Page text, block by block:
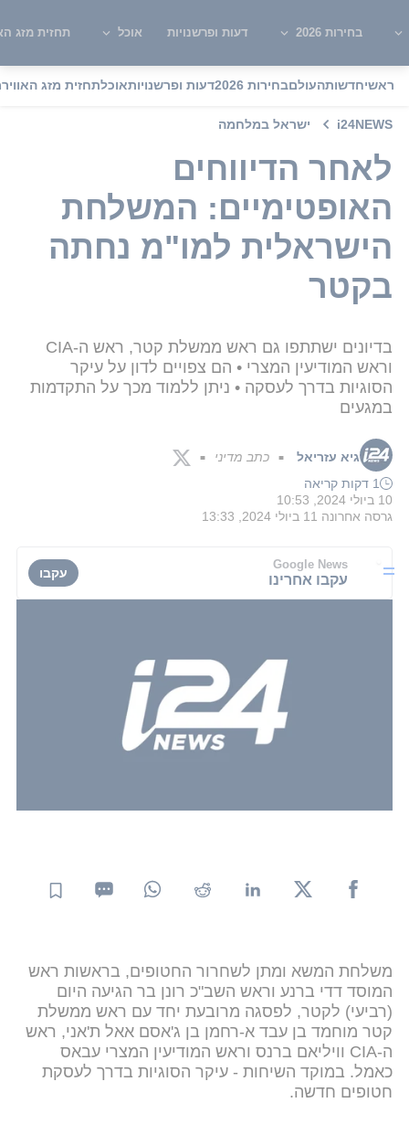
בחירות 2026 דעות ופרשנויות אוכל תחזית מזג
ראשיחדשותהעולםבחירות 2026 דעות ופרשנויותאוכלתחזית מזג האוויר
i24NEWS ישראל במלחמה
לאחר הדיווחים
האופטימיים: המשלחת
הישראלית למו"מ נחתה
בקטר
בדיונים ישתתפו גם ראש ממשלת קטר, ראש ה-CIA
וראש המודיעין המצרי • הם צפויים לדון על עיקר
הסוגיות בדרך לעסקה • ניתן ללמוד מכך על התקדמות
במגעים
גיא עזריאל ■ כתב מדיני ■
1 דקות קריאה
10 ביולי 2024, 10:53
גרסה אחרונה 11 ביולי 2024, 13:33
Google News
עקבו אחרינו עקבו
משלחת המשא ומתן לשחרור החטופים, בראשות ראש
המוסד דדי ברנע וראש השב"כ רונן בר הגיעה היום
(רביעי) לקטר, לפסגה מרובעת יחד עם ראש ממשלת
קטר מוחמד בן עבד א-רחמן בן ג'אסם אאל ת'אני, ראש
ה-CIA וויליאם ברנס וראש המודיעין המצרי עבאס
כאמל. במוקד השיחות - עיקר הסוגיות בדרך לעסקת
חטופים חדשה.